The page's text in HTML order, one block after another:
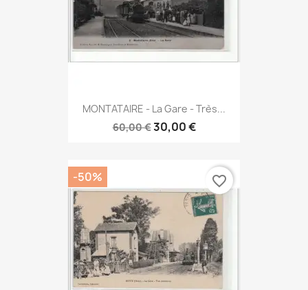
MONTATAIRE - La Gare - Très...
60,00 €30,00 €
-50% favorite_border